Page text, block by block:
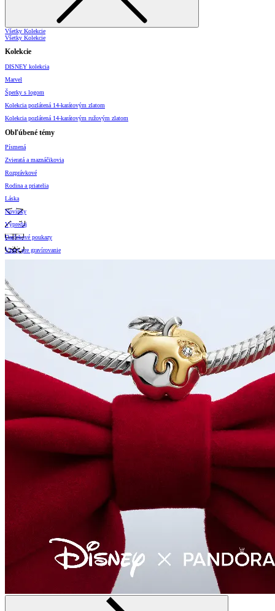
Všetky Kolekcie
Všetky Kolekcie
Kolekcie
DISNEY kolekcia
Marvel
Šperky s logom
Kolekcia pozlátená 14-karátovým zlatom
Kolekcia pozlátená 14-karátovým ružovým zlatom
Obľúbené témy
Písmená
Zvieratá a maznáčikovia
Rozprávkové
Rodina a priatelia
Láska
Novinky
Výpredaj
Darčekové poukazy
Vzory pre gravírovanie